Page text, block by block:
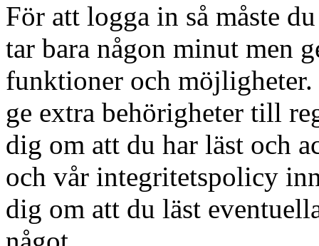
För att logga in så måste
tar bara någon minut men
funktioner och
ge extra behörigheter till
dig om att du har läst och
och vår integritetspolicy
dig om att du läst